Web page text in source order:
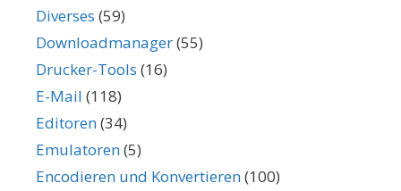
Diverses (59)
Downloadmanager(55)
Drucker-Tools (16)
E-Mail (118)
Editoren(34)
Emulatoren(5)
Encodieren und Konvertieren(100)